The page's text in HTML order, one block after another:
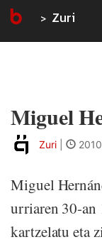
Zuri
Miguel
Zuri
Miguel
urriaren 30-an
kartzelatu eta